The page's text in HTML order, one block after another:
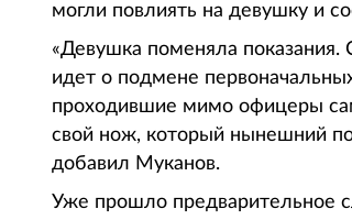
могли повлиять на девушку и
«Девушка поменяла показания.
идет о подмене
проходившие мимо офицеры
свой нож, который нынешний
добавил Муканов.
Уже прошло предварительное